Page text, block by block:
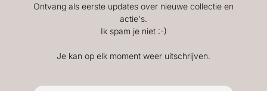
Ontvang als eerste updates over nieuwe collectie en
actie's.
Ik spam je niet :-)
Je kan op elk moment weer uitschrijven.